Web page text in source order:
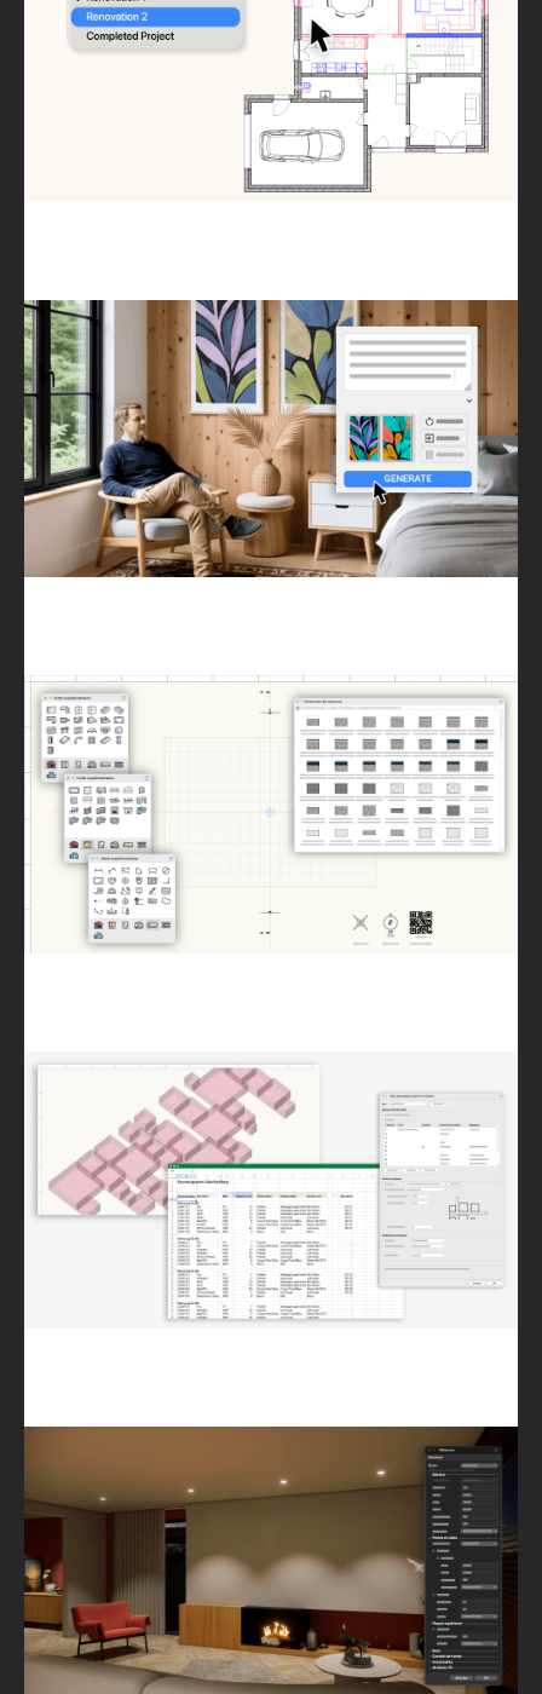
Visualiseur IA amélioré
Interface utilisateur améliorée
Créer des espaces à partir d'un tableau